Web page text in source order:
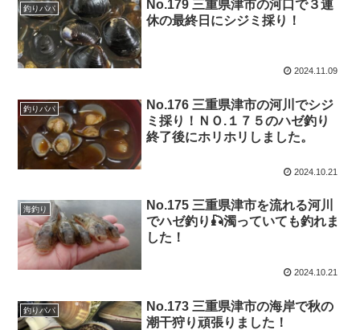
釣りパパ
No.179 三重県津市の河口で３連
休の最終日にシジミ採り！
2024.11.09
釣りパパ
No.176 三重県津市の河川でシジ
ミ採り！ＮＯ.１７５のハゼ釣り
終了後にホリホリしました。
2024.10.21
海釣り
No.175 三重県津市を流れる河川
でハゼ釣り🎣濁っていても釣れま
した！
2024.10.21
釣りパパ
No.173 三重県津市の海岸で秋の
潮干狩り頑張りました！